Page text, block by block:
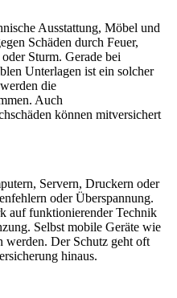
Ausstattung, Möbel und
Schäden durch Feuer,
Sturm. Gerade bei
Unterlagen ist ein solcher
die
Auch
können mitversichert
Servern, Druckern oder
oder Überspannung.
auf funktionierender Technik
Selbst mobile Geräte wie
werden. Der Schutz geht oft
hinaus.